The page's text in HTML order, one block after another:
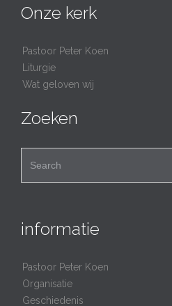
Onze kerk
Pastoor Peter Koen
Liturgie
Wat geloven wij
Zoeken
informatie
Pastoor Peter Koen
Organisatie
Geschiedenis